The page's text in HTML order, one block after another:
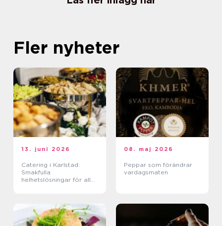
Fler nyheter
13. juni 2026
Catering i Karlstad:
Smakfulla
helhetslösningar för alla
08. maj 2026
Peppar som förändrar
vardagsmaten